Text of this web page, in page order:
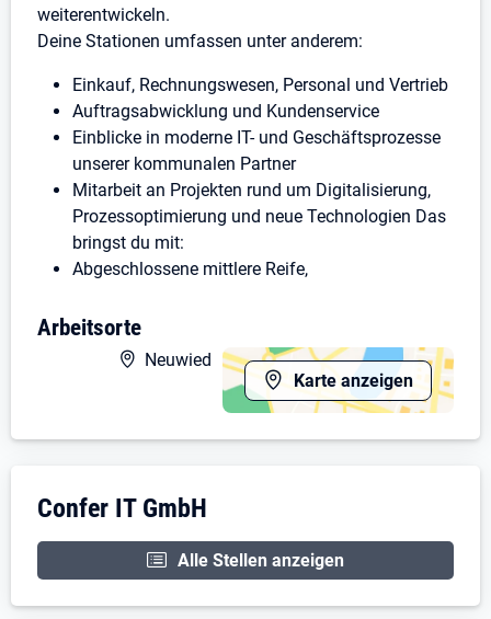
weiterentwickeln.
Deine Stationen umfassen unter anderem:
Einkauf, Rechnungswesen, Personal und Vertrieb
Auftragsabwicklung und Kundenservice
Einblicke in moderne IT- und Geschäftsprozesse
unserer kommunalen Partner
Mitarbeit an Projekten rund um Digitalisierung,
Prozessoptimierung und neue Technologien Das
bringst du mit:
Abgeschlossene mittlere Reife,
Interesse an Technik, Digitalisierung und
modernen Prozessen
Selbstständige und strukturierte Arbeitsweise
Lernbereitschaft, Teamgeist und
Führerschein Klasse B Das bieten wir dir:
in alle kaufmännischen und technischen Abläufe
Ein engagiertes Team, das dich unterstützt und
fördert
Arbeitsorte
Karte anzeigen
Neuwied
Unternehmensdarstellung: Confer IT GmbH
Confer IT GmbH
Alle Stellen anzeigen